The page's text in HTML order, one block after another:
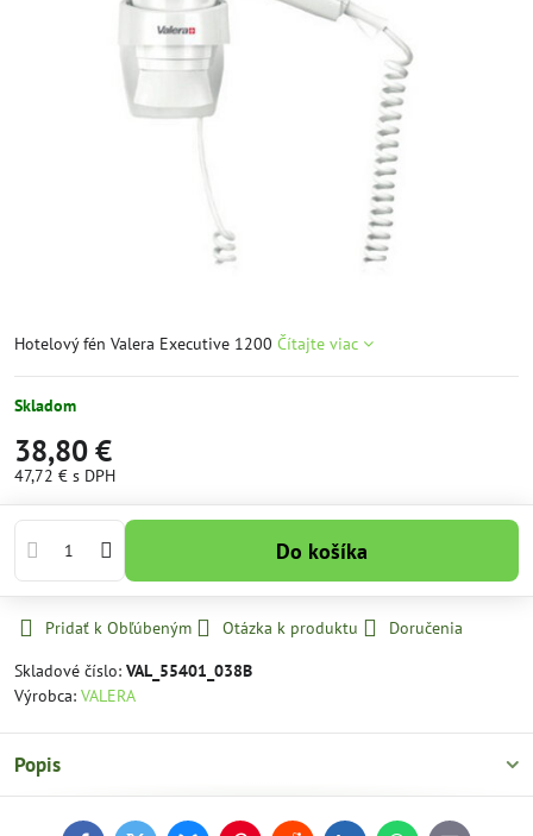
Hotelový fén Valera Executive 1200 Čítajte viac
Skladom
38,80 €
47,72 € s DPH
Do košíka
Pridať k Obľúbeným Otázka k produktu
Doručenia
Skladové číslo: VAL_55401_038B
Výrobca: VALERA
Popis